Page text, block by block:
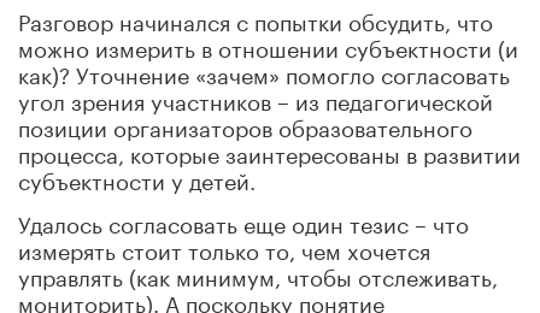
Разговор начинался с попытки обсудить, что
можно измерить в отношении субъектности (и
как)? Уточнение «зачем» помогло согласовать
угол зрения участников – из педагогической
позиции организаторов образовательного
процесса, которые заинтересованы в развитии
субъектности у детей.
Удалось согласовать еще один тезис – что
измерять стоит только то, чем хочется
управлять (как минимум, чтобы отслеживать,
мониторить). А поскольку понятие